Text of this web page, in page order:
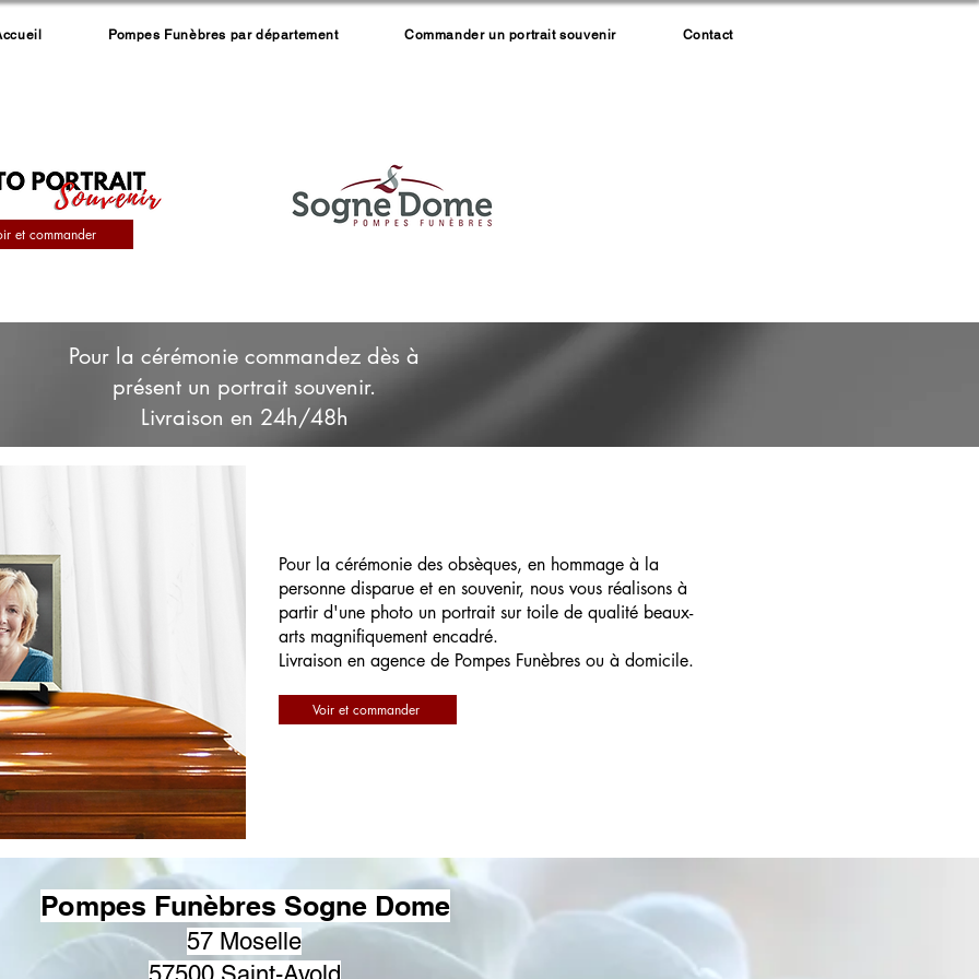
Pompes Funèbres par département Commander un portrait souvenir Contact
et commander
Pour la cérémonie commandez dès à
présent un portrait souvenir.
Livraison en 24h/48h
Pour la cérémonie des obsèques, en hommage à la
personne disparue et en souvenir, nous vous réalisons à
partir d'une photo un portrait sur toile de qualité beaux-
arts magnifiquement encadré.
Livraison en agence de Pompes Funèbres ou à domicile.
Voir et commander
Pompes Funèbres Sogne Dome
57 Moselle